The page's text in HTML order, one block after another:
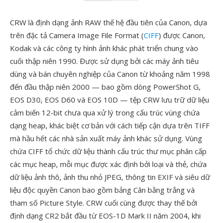
CRW là định dạng ảnh RAW thế hệ đầu tiên của Canon, dựa
trên đặc tả Camera Image File Format (CIFF) được Canon,
Kodak và các công ty hình ảnh khác phát triển chung vào
cuối thập niên 1990. Được sử dụng bởi các máy ảnh tiêu
dùng và bán chuyên nghiệp của Canon từ khoảng năm 1998
đến đầu thập niên 2000 — bao gồm dòng PowerShot G,
EOS D30, EOS D60 và EOS 10D — tệp CRW lưu trữ dữ liệu
cảm biến 12-bit chưa qua xử lý trong cấu trúc vùng chứa
dạng heap, khác biệt cơ bản với cách tiếp cận dựa trên TIFF
mà hầu hết các nhà sản xuất máy ảnh khác sử dụng. Vùng
chứa CIFF tổ chức dữ liệu thành cấu trúc thư mục phân cấp
các mục heap, mỗi mục được xác định bởi loại và thẻ, chứa
dữ liệu ảnh thô, ảnh thu nhỏ JPEG, thông tin EXIF và siêu dữ
liệu độc quyền Canon bao gồm bảng Cân bằng trắng và
tham số Picture Style. CRW cuối cùng được thay thế bởi
định dạng CR2 bắt đầu từ EOS-1D Mark II năm 2004, khi